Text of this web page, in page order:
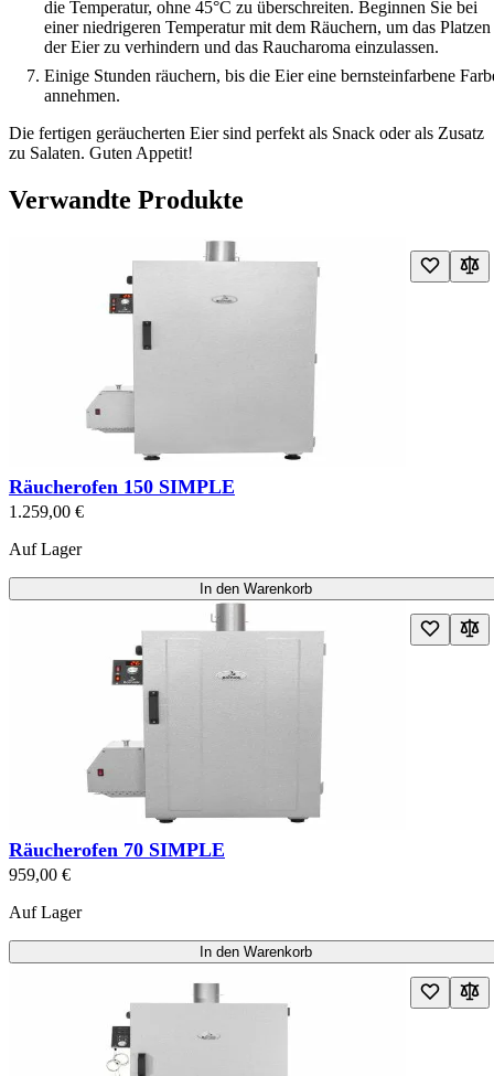
die Temperatur, ohne 45°C zu überschreiten. Beginnen Sie bei
einer niedrigeren Temperatur mit dem Räuchern, um das Platzen
der Eier zu verhindern und das Raucharoma einzulassen.
Einige Stunden räuchern, bis die Eier eine bernsteinfarbene
annehmen.
Die fertigen geräucherten Eier sind perfekt als Snack oder als Zusatz
zu Salaten. Guten Appetit!
Verwandte Produkte
Navigating through the elements of the carousel is possible using
Drücken Sie, um das Karussell zu überspringen
Press to go to carousel navigation
Räucherofen 150 SIMPLE
1.259,00 €
Auf Lager
In den Warenkorb
Räucherofen 70 SIMPLE
959,00 €
Auf Lager
In den Warenkorb